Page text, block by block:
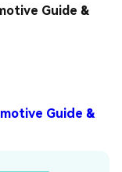
Guide &
Guide &